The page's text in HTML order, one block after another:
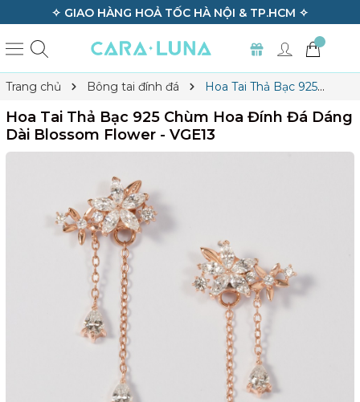
✧ GIAO HÀNG HOẢ TỐC HÀ NỘI & TP.HCM ✧
Trang chủ Bông tai đính đá
Hoa Tai Thả Bạc 925
Hoa Tai Thả Bạc 925 Chùm Hoa Đính Đá Dáng
Dài Blossom Flower - VGE13